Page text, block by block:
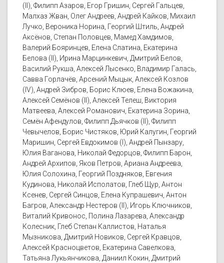
(II), Филипп Азаров, Егор Гришин, Сергей Гальцев,
Малхаз Жван, Олег Андреев, Андрей Кайков, Михаил
Лучко, Вероника Норина, Георгий Штиль, Андрей
Аксёнов, Степан Половцев, Мамед Хамдимов,
Валерий Бояринцев, Елена Слатина, Екатерина
Белова (II), Ирина Марцинкевич, Дмитрий Белов,
Василий Рукша, Алексей Лысенко, Владимир Галась,
Савва Горлачёв, Арсений Мыцык, Алексей Козлов
(IV), Андрей Зибров, Борис Клюев, Елена Вожакина,
Алексей Семёнов (II), Алексей Телеш, Виктория
Матвеева, Алексей Романович, Екатерина Зорина,
Семён Афендулов, Филипп Дьячков (II), Филипп
Чевычелов, Борис Чистяков, Юрий Калугин, Георгий
Маришин, Сергей Евдокимов (I), Андрей Пынзару,
Юлия Ваганова, Николай Федорцов, Филипп Барон,
Андрей Архипов, Яков Петров, Ариана Андреева,
Юлия Солохина, Георгий Поздняков, Евгения
Кудинова, Николай Исполатов, Глеб Щур, Антон
Ксенев, Сергей Синцов, Елена Купрашевич, Антон
Багров, Александр Нестеров (II), Игорь Ключников,
Виталий Кривонос, Полина Лазарева, Александр
Колесник, Глеб Степан Каллистов, Наталья
Мызникова, Дмитрий Новиков, Сергей Кравцов,
Алексей Красноцветов, Екатерина Савелкова,
Татьяна Лукьянчикова, Даниил Кокин, Дмитрий